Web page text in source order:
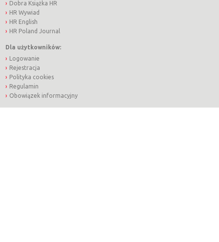
Dobra Książka HR
HR Wywiad
HR English
HR Poland Journal
Dla użytkowników:
Logowanie
Rejestracja
Polityka cookies
Regulamin
Obowiązek informacyjny